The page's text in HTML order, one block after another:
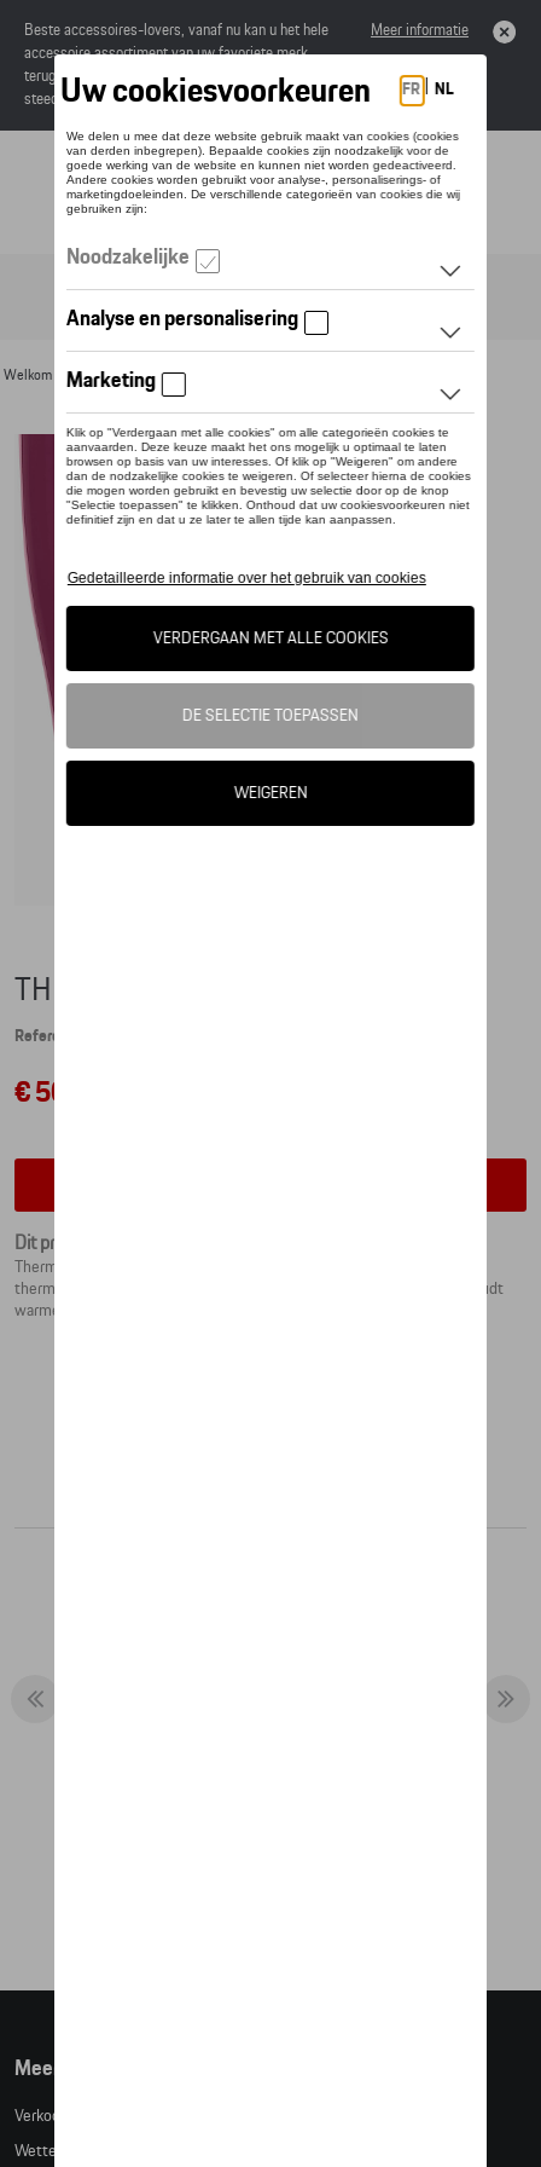
Beste accessoires-lovers, vanaf nu kan u het hele
accessoire assortiment van uw favoriete merk
terugvinden in de online catalogus. Deze kunnen
steeds besteld worden via uw dealer.
Meer informatie
Toggle navigation
Welkom >Voor u >Divers >
THERMOSBEKER - RUBY STAR
Referentie: WAP0506150PTBR
€ 50,84
Dit product is momenteel niet op stock
Thermosbeker van hoogwaardig dubbelwandig roestvrijstaal. De
thermosbeker heeft het Porsche schild op de buitenkant. De beker houdt
warme dranken warm en koude dranken koud. Ruby Star, 0,45l
Meer info
Verkoopsvoorwaarden
Wettelijke bepalingen